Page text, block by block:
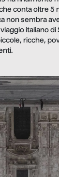
conta oltre 5
non sembra
italiano di
ricche,